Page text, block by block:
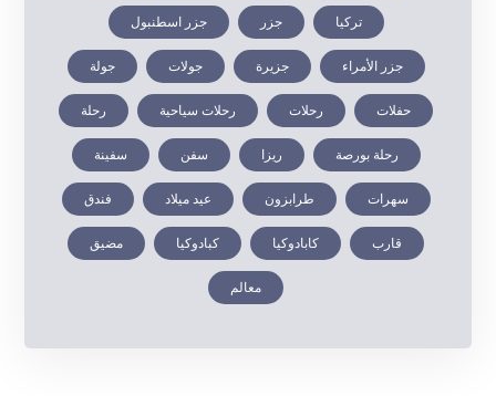
تركيا جزر جزر اسطنبول
جزر الأمراء جزيرة جولات جولة
حفلات رحلات رحلات سياحية رحلة
رحلة بورصة ريزا سفن سفينة
سهرات طرابزون عيد ميلاد فندق
قارب كابادوكيا كبادوكيا مضيق
معالم